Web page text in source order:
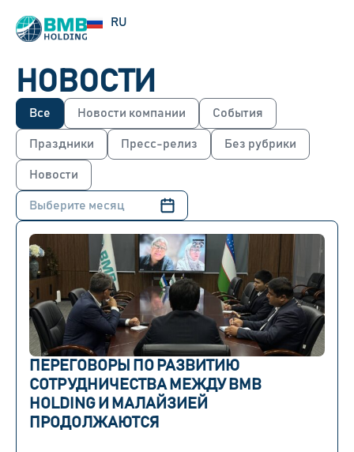
RU
EN
НОВОСТИ
Новости компании События
Праздники Пресс-релиз Без рубрики
Новости
Все
ПЕРЕГОВОРЫ ПО РАЗВИТИЮ
СОТРУДНИЧЕСТВА МЕЖДУ BMB
HOLDING И МАЛАЙЗИЕЙ
ПРОДОЛЖАЮТСЯ